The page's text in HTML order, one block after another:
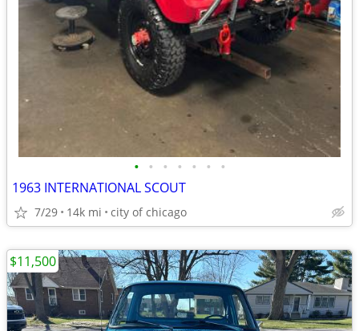
• • • • • • •
1963 INTERNATIONAL SCOUT
7/29 14k mi city of chicago
$11,500